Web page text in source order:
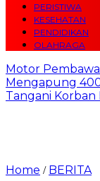
PERISTIWA
KESEHATAN
PENDIDIKAN
OLAHRAGA
Motor
Mengapung
Tangani Korban
Home / BERITA